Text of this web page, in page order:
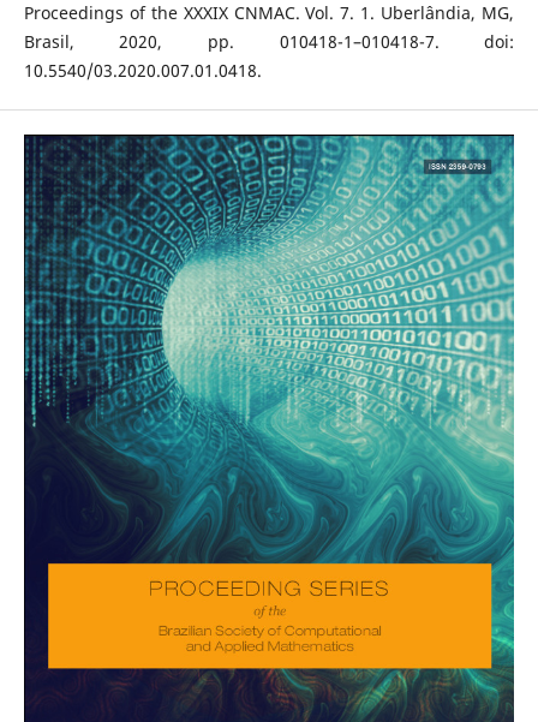
Proceedings of the XXXIX CNMAC. Vol. 7. 1. Uberlândia, MG,
Brasil, 2020, pp. 010418-1–010418-7. doi:
10.5540/03.2020.007.01.0418.